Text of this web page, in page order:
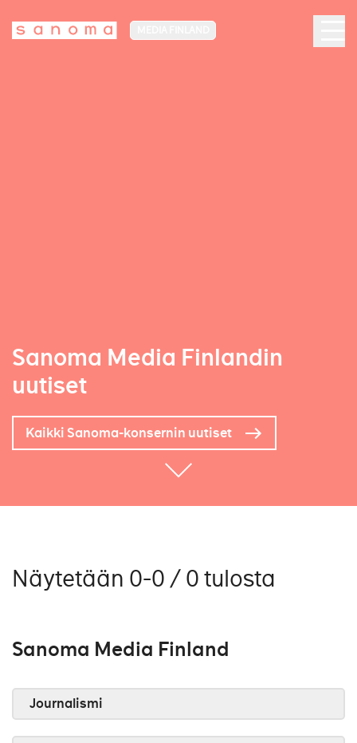
Sanoma Media Finlandin
uutiset
Kaikki Sanoma-konsernin uutiset
Näytetään 0-0 / 0 tulosta
Sanoma Media Finland
Journalismi